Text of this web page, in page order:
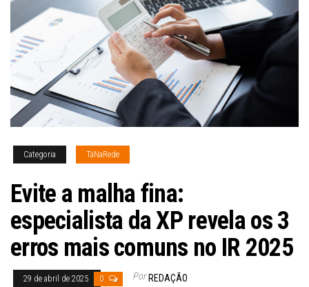
Categoria TáNaRede
Evite a malha fina:
especialista da XP revela os 3
erros mais comuns no IR 2025
29 de abril de 2025 0 Por REDAÇÃO